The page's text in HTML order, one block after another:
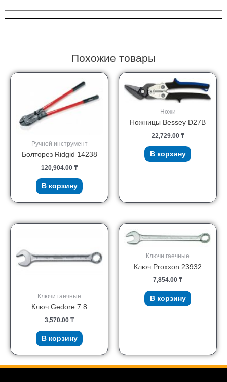
42
Похожие товары
Ручной инструмент
Болторез Ridgid 14238
120,904.00 ₸
В корзину
Ножи
Ножницы Bessey D27B
22,729.00 ₸
В корзину
Ключи гаечные
Ключ Gedore 7 8
3,570.00 ₸
В корзину
Ключи гаечные
Ключ Proxxon 23932
7,854.00 ₸
В корзину